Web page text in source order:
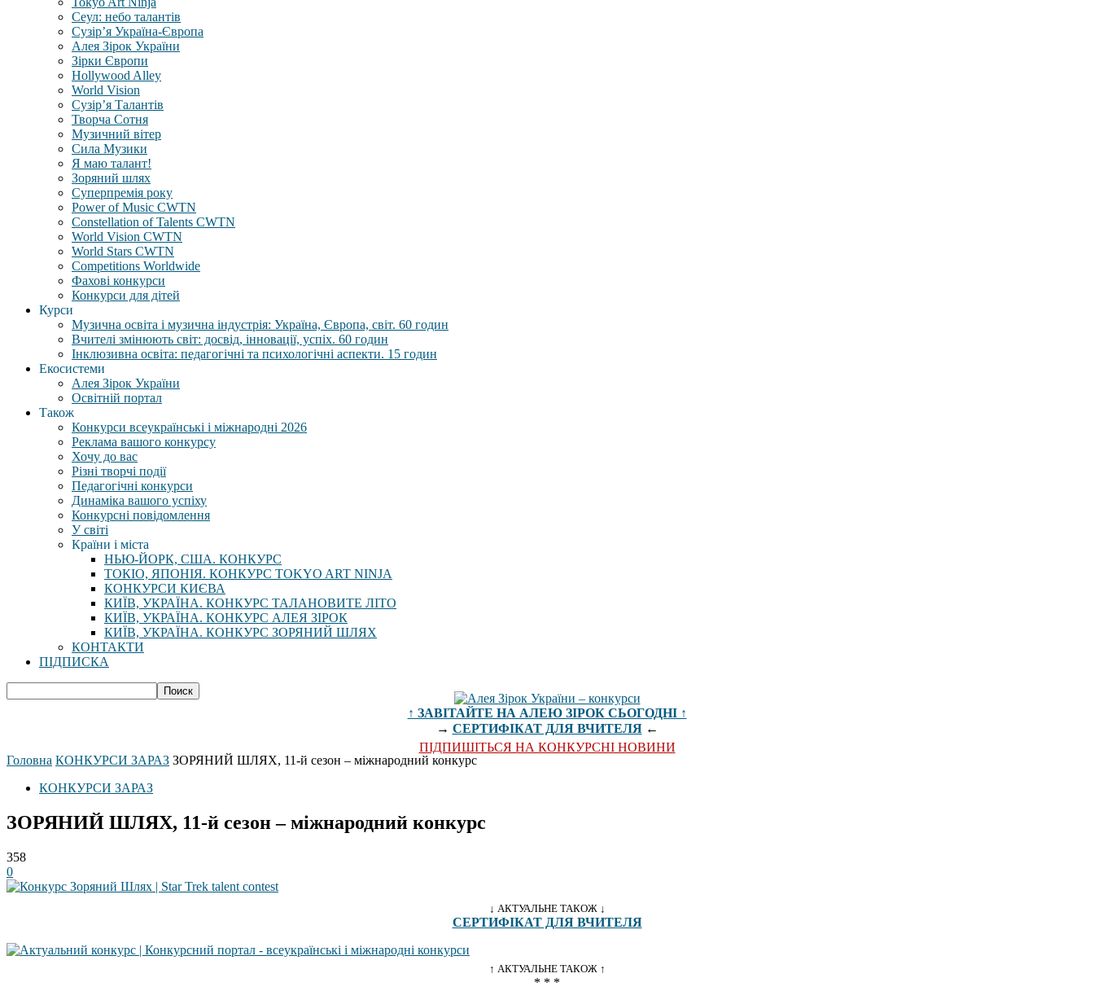
Сеул: небо талантів
Сузір’я Україна-Європа
Алея Зірок України
Зірки Європи
Hollywood Alley
World Vision
Сузір’я Талантів
Творча Сотня
Музичний вітер
Сила Музики
Я маю талант!
Зоряний шлях
Суперпремія року
Power of Music CWTN
Constellation of Talents CWTN
World Vision CWTN
World Stars CWTN
Competitions Worldwide
Фахові конкурси
Конкурси для дітей
Курси
Музична освіта і музична індустрія: Україна, Європа, світ. 60 годин
Вчителі змінюють світ: досвід, інновації, успіх. 60 годин
Інклюзивна освіта: педагогічні та психологічні аспекти. 15 годин
Екосистеми
Алея Зірок України
Освітній портал
Також
Конкурси всеукраїнські і міжнародні 2026
Реклама вашого конкурсу
Хочу до вас
Різні творчі події
Педагогічні конкурси
Динаміка вашого успіху
Конкурсні повідомлення
У світі
Країни і міста
НЬЮ-ЙОРК, США. КОНКУРС
ТОКІО, ЯПОНІЯ. КОНКУРС TOKYO ART NINJA
КОНКУРСИ КИЄВА
КИЇВ, УКРАЇНА. КОНКУРС ТАЛАНОВИТЕ ЛІТО
КИЇВ, УКРАЇНА. КОНКУРС АЛЕЯ ЗІРОК
КИЇВ, УКРАЇНА. КОНКУРС ЗОРЯНИЙ ШЛЯХ
КОНТАКТИ
ПІДПИСКА
↑ ЗАВІТАЙТЕ НА АЛЕЮ ЗІРОК СЬОГОДНІ ↑
→ СЕРТИФІКАТ ДЛЯ ВЧИТЕЛЯ←
ПІДПИШІТЬСЯ НА КОНКУРСНІ НОВИНИ
Головна КОНКУРСИ ЗАРАЗ ЗОРЯНИЙ ШЛЯХ, 11-й сезон – міжнародний конкурс
КОНКУРСИ ЗАРАЗ
ЗОРЯНИЙ ШЛЯХ, 11-й сезон – міжнародний конкурс
358
0
↓ АКТУАЛЬНЕ ТАКОЖ ↓
СЕРТИФІКАТ ДЛЯ ВЧИТЕЛЯ
↑ АКТУАЛЬНЕ ТАКОЖ ↑
* * *